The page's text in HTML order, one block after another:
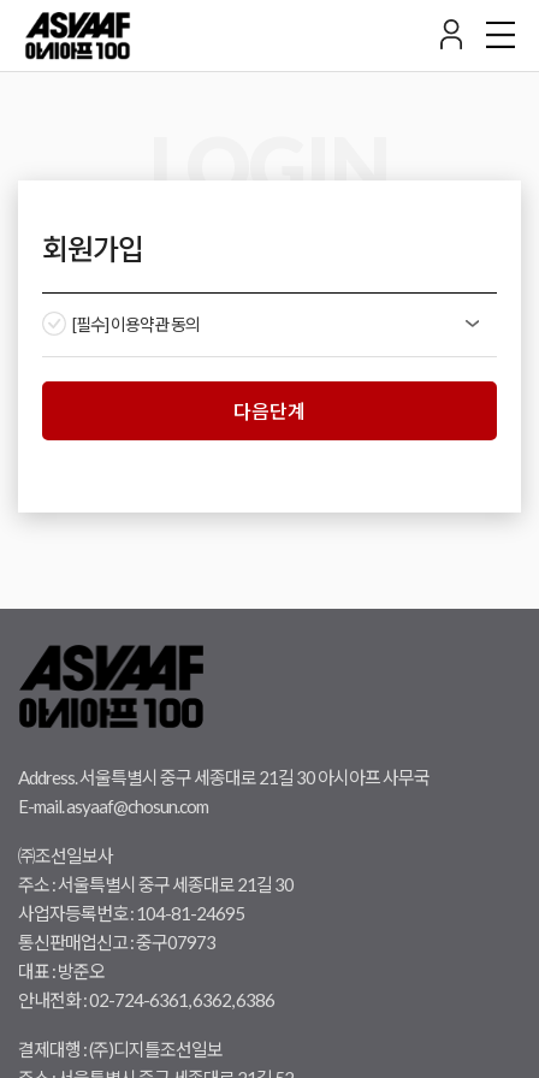
LOGIN
회원가입
[필수] 이용약관 동의
다음단계
Address. 서울특별시 중구 세종대로 21길 30 아시아프 사무국
E-mail. asyaaf@chosun.com
㈜조선일보사
주소 : 서울특별시 중구 세종대로 21길 30
사업자등록번호 : 104-81-24695
통신판매업신고 : 중구07973
대표 : 방준오
안내전화 : 02-724-6361, 6362, 6386
결제대행 : (주)디지틀조선일보